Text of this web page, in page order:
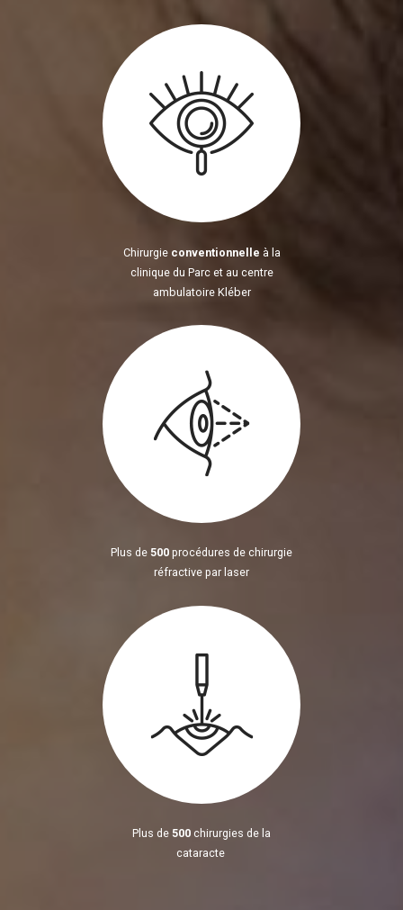
Chirurgie conventionnelle à la
clinique du Parc et au centre
ambulatoire Kléber
Plus de 500 procédures de chirurgie
réfractive par laser
Plus de 500 chirurgies de la
cataracte